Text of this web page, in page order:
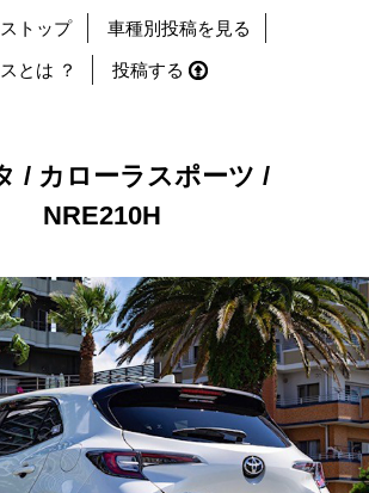
トップ 車種別投稿を見る
とは ？ 投稿する
/ カローラスポーツ /
NRE210H